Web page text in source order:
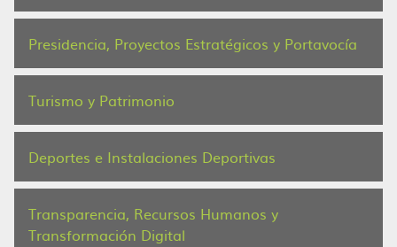
Presidencia, Proyectos Estratégicos y Portavocía
Turismo y Patrimonio
Deportes e Instalaciones Deportivas
Transparencia, Recursos Humanos y
Transformación Digital